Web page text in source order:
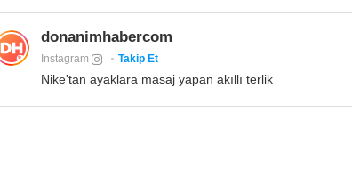
donanimhabercom
Instagram Takip Et
Nike'tan ayaklara masaj yapan akıllı terlik